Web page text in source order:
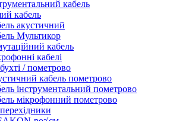
кабель
кабель
акустичний
Мультикор
кабель
кабелі
/ пометрово
кабель пометрово
інструментальний пометрово
мікрофонний пометрово